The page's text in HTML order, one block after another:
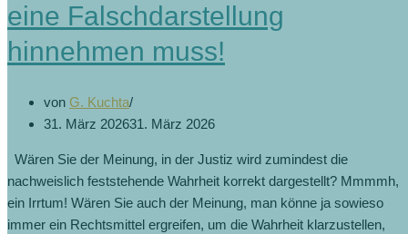
eine Falschdarstellung
hinnehmen muss!
von G. Kuchta
31. März 202631. März 2026
Wären Sie der Meinung, in der Justiz wird zumindest die
nachweislich feststehende Wahrheit korrekt dargestellt? Mmmmh,
ein Irrtum! Wären Sie auch der Meinung, man könne ja sowieso
immer ein Rechtsmittel ergreifen, um die Wahrheit klarzustellen,